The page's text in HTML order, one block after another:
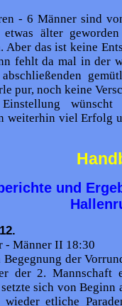
- 6 Männer sind
etwas älter
Aber das ist keine
fehlt da mal in der
pur, noch keine
weiterhin viel Erfolg
und
- Männer II 18:30
der
der 2. Mannschaft
sich von
wieder etliche